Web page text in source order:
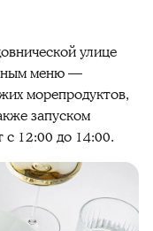
улице
меню —
морепродуктов,
запуском
с 12:00 до 14:00.